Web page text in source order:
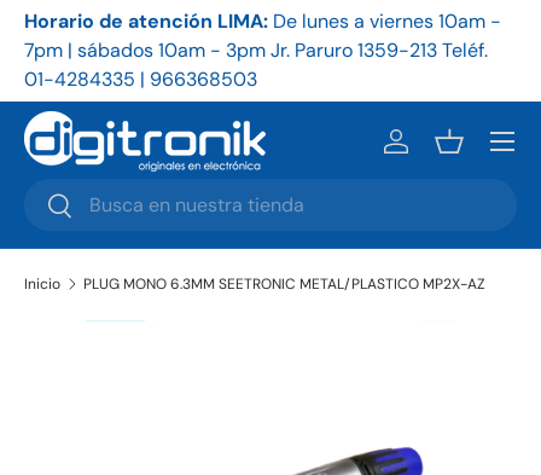
Ir al contenido
Horario de atención LIMA: De lunes a viernes 10am -
7pm | sábados 10am - 3pm Jr. Paruro 1359-213 Teléf.
01-4284335 | 966368503
Buscar
Buscar
Iniciar sesión
Cesta
Menú
Inicio PLUG MONO 6.3MM SEETRONIC METAL/PLASTICO MP2X-AZ